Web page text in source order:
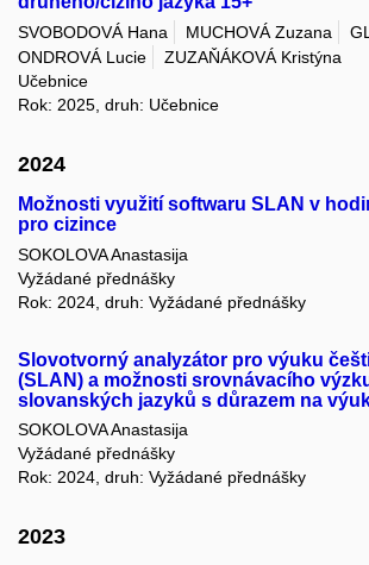
SVOBODOVÁ Hana MUCHOVÁ Zuzana
ONDROVÁ Lucie
ZUZAŇÁKOVÁ Kristýna
Učebnice
Rok: 2025, druh: Učebnice
2024
Možnosti využití softwaru SLAN v
pro cizince
SOKOLOVA Anastasija
Vyžádané přednášky
Rok: 2024, druh: Vyžádané přednášky
Slovotvorný analyzátor pro výuku
(SLAN) a možnosti srovnávacího
slovanských jazyků s důrazem na
SOKOLOVA Anastasija
Vyžádané přednášky
Rok: 2024, druh: Vyžádané přednášky
2023